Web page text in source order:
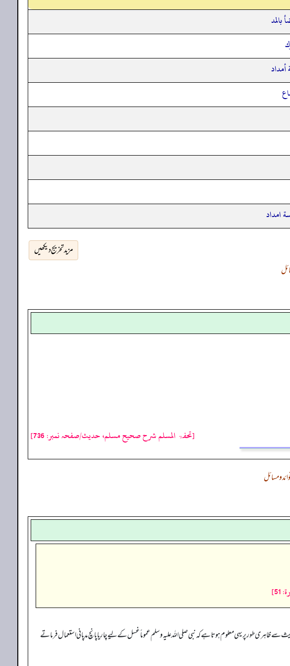
امداد
مزید تخریج دیکھیں
[تحفۃ المسلم شرح صحیح مسلم، حدیث/صفحہ نمبر: 736]
و مسائل
طور پر یہی معلوم ہوتا ہے کہ نبی صلی اللہ علیہ وسلم عموماً غسل کے لیے چار یا پانچ مد پانی استعمال فرماتے